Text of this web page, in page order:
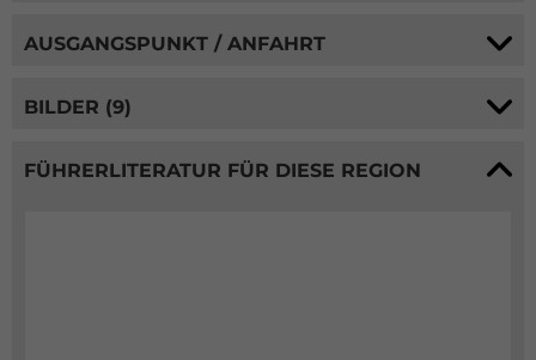
AUSGANGSPUNKT / ANFAHRT
BILDER (9)
FÜHRERLITERATUR FÜR DIESE REGION